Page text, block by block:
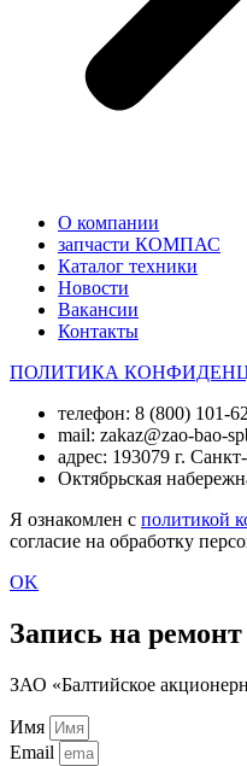
О компании
запчасти КОМПАС
Каталог техники
Новости
Вакансии
Контакты
ПОЛИТИКА
телефон: 8 (800) 101-
mail: zakaz@zao-bao-
адрес: 193079 г.
Октябрьская
Я ознакомлен с политикой
согласие на обработку
OK
Запись на ремонт
ЗАО «Балтийское
Имя
Email